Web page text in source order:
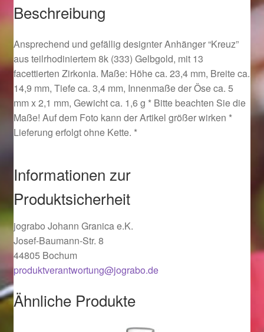
Ostergeschenke finden für Ostern 2017
Ostergeschenke finden für Ostern 2018
Ostergeschenke finden für Ostern 2019
Ostergeschenke finden für Ostern 2020
Ostergeschenke finden für Ostern 2022
Partner
Shop
Startseite
Startseite
Beschreibung
Ansprechend und gefällig designter Anhänger “Kreuz”
aus teilrhodiniertem 8k (333) Gelbgold, mit 13
facettierten Zirkonia. Maße: Höhe ca. 23,4 mm, Breite ca.
14,9 mm, Tiefe ca. 3,4 mm, Innenmaße der Öse ca. 5
mm x 2,1 mm, Gewicht ca. 1,6 g * Bitte beachten Sie die
Maße! Auf dem Foto kann der Artikel größer wirken *
Lieferung erfolgt ohne Kette. *
Informationen zur
Produktsicherheit
jograbo Johann Granica e.K.
Josef-Baumann-Str. 8
44805 Bochum
produktverantwortung@jograbo.de
Ähnliche Produkte